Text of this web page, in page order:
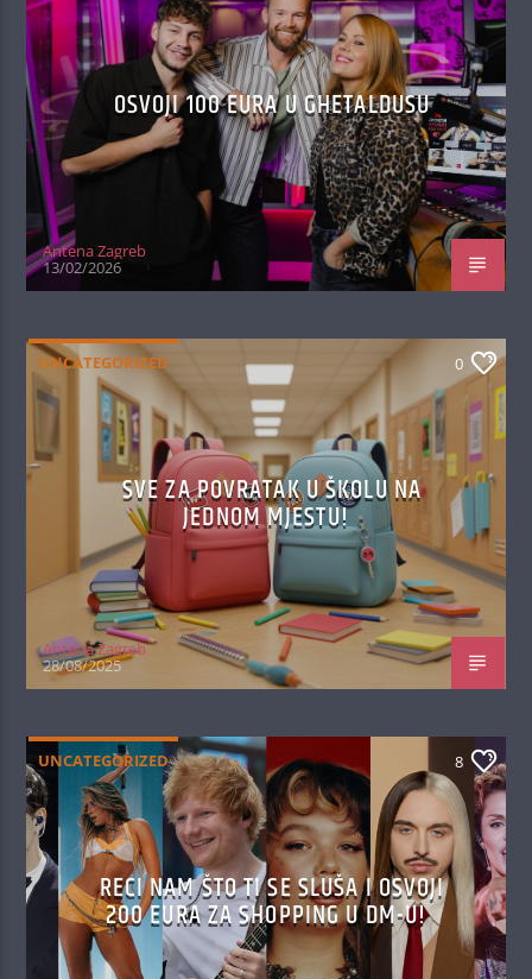
OSVOJI 100 EURA U GHETALDUSU
Antena Zagreb
13/02/2026
UNCATEGORIZED 0
SVE ZA POVRATAK U ŠKOLU NA
JEDNOM MJESTU!
Antena Zagreb
28/08/2025
UNCATEGORIZED 8
RECI NAM ŠTO TI SE SLUŠA I OSVOJI
200 EURA ZA SHOPPING U DM-U!